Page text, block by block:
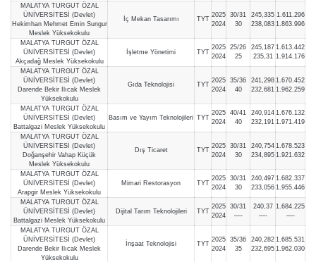
MALATYA TURGUT ÖZAL
ÜNİVERSİTESİ (Devlet)
Hekimhan Mehmet Emin Sungur
Meslek Yüksekokulu
İç Mekan Tasarımı TYT
2025
2024
30/31
30
245,335
238,083
1.611.296
1.863.996
MALATYA TURGUT ÖZAL
ÜNİVERSİTESİ (Devlet)
Akçadağ Meslek Yüksekokulu
İşletme Yönetimi TYT
2025
2024
25/26
25
245,187
235,31
1.613.442
1.914.176
MALATYA TURGUT ÖZAL
ÜNİVERSİTESİ (Devlet)
Darende Bekir Ilıcak Meslek
Yüksekokulu
Gıda Teknolojisi TYT
2025
2024
35/36
40
241,298
232,681
1.670.452
1.962.259
MALATYA TURGUT ÖZAL
ÜNİVERSİTESİ (Devlet)
Battalgazi Meslek Yüksekokulu
Basım ve Yayım Teknolojileri TYT
2025
2024
40/41
40
240,914
232,191
1.676.132
1.971.419
MALATYA TURGUT ÖZAL
ÜNİVERSİTESİ (Devlet)
Doğanşehir Vahap Küçük
Meslek Yüksekokulu
Dış Ticaret TYT
2025
2024
30/31
30
240,754
234,895
1.678.523
1.921.632
MALATYA TURGUT ÖZAL
ÜNİVERSİTESİ (Devlet)
Arapgir Meslek Yüksekokulu
Mimari Restorasyon TYT
2025
2024
30/31
30
240,497
233,056
1.682.337
1.955.446
MALATYA TURGUT ÖZAL
ÜNİVERSİTESİ (Devlet)
Battalgazi Meslek Yüksekokulu
Dijital Tarım Teknolojileri TYT
2025
2024
30/31
—-
240,37
—-
1.684.225
—-
MALATYA TURGUT ÖZAL
ÜNİVERSİTESİ (Devlet)
Darende Bekir Ilıcak Meslek
Yüksekokulu
İnşaat Teknolojisi TYT
2025
2024
35/36
35
240,282
232,695
1.685.531
1.962.030